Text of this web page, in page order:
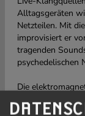
Alltagsgeräten
Netzteilen. Mit
improvisiert er
tragenden
psychedelischen
Die
spezielle
Distortion wird